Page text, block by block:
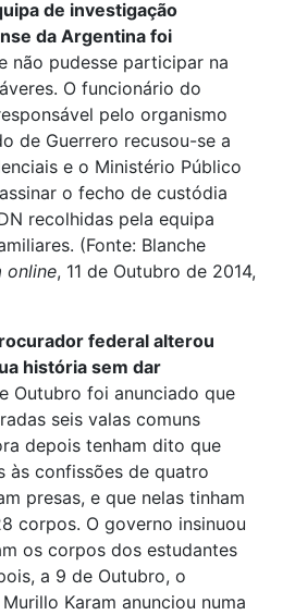
de investigação
da Argentina foi
não pudesse participar na
O funcionário do
pelo organismo
de Guerrero recusou-se a
e o Ministério Público
o fecho de custódia
recolhidas pela equipa
(Fonte: Blanche
online, 11 de Outubro de 2014,
federal alterou
história sem dar
Outubro foi anunciado que
seis valas comuns
depois tenham dito que
às confissões de quatro
presas, e que nelas tinham
corpos. O governo insinuou
os corpos dos estudantes
a 9 de Outubro, o
Karam anunciou numa